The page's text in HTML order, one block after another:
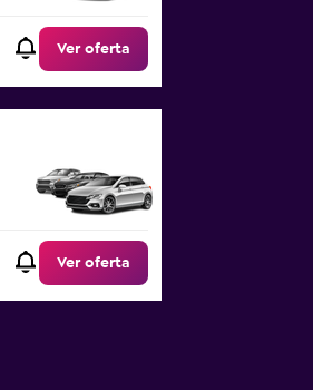
Ver oferta
Ver oferta